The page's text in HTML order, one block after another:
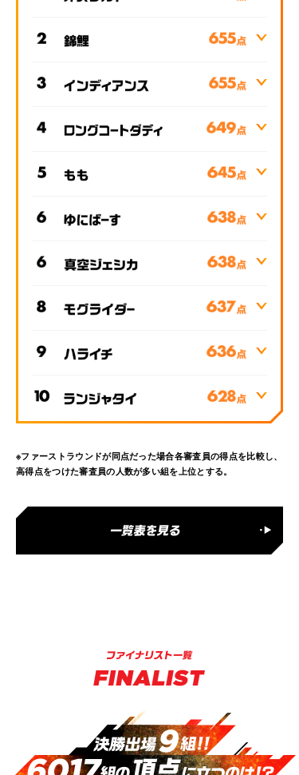
※ファーストラウンドが同点だった場合各審査員の得点を比較し、
高得点をつけた審査員の人数が多い組を上位とする。